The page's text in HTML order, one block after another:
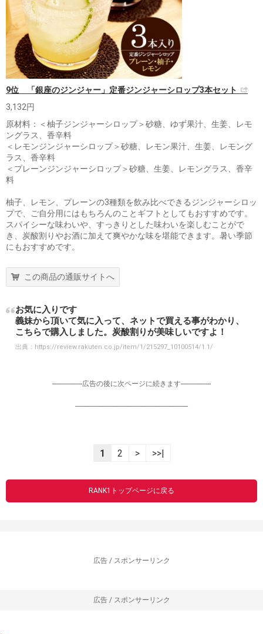
9位 「銀座のジンジャー」定番ジンジャーシロップ3本セット
3,132円
原材料：＜柚子ジンジャーシロップ＞砂糖、ゆず果汁、生姜、レモ
ングラス、香辛料
＜レモンジンジャーシロップ＞砂糖、レモン果汁、生姜、レモング
ラス、香辛料
＜プレーンジンジャーシロップ＞砂糖、生姜、レモングラス、香辛
料
柚子、レモン、プレーンの3種類を飲み比べできるジンジャーシロッ
プで、ご自分用にはもちろんのことギフトとしてもおすすめです。
スパイシーな味わいや、すっきりとした味わいを楽しむことがで
き、炭酸割りやお酒に加えて爽やかな味を堪能できます。暑い季節
にもおすすめです。
この商品の通販サイトへ
お気に入りです
義妹から頂いて気に入って、ネットで買える事がわかり、
こちらで購入しました。炭酸割りが美味しいですよ！
出典： https://review.rakuten.co.jp/item/1/215297_10100514/1.1/
-----------------広告の後に次ページに続きます-----------------
----------------------------------------------------------------
1 2 > >>|
RANK1トップページに戻る
広告 / スポンサーリンク
広告 / スポンサーリンク